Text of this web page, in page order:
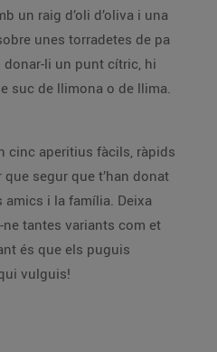
un raig d’oli d’oliva i una
unes torradetes de pa
li un punt cítric, hi
suc de llimona o de llima.
cinc aperitius fàcils, ràpids
segur que t’han donat
amics i la família. Deixa
tantes variants com et
és que els puguis
vulguis!